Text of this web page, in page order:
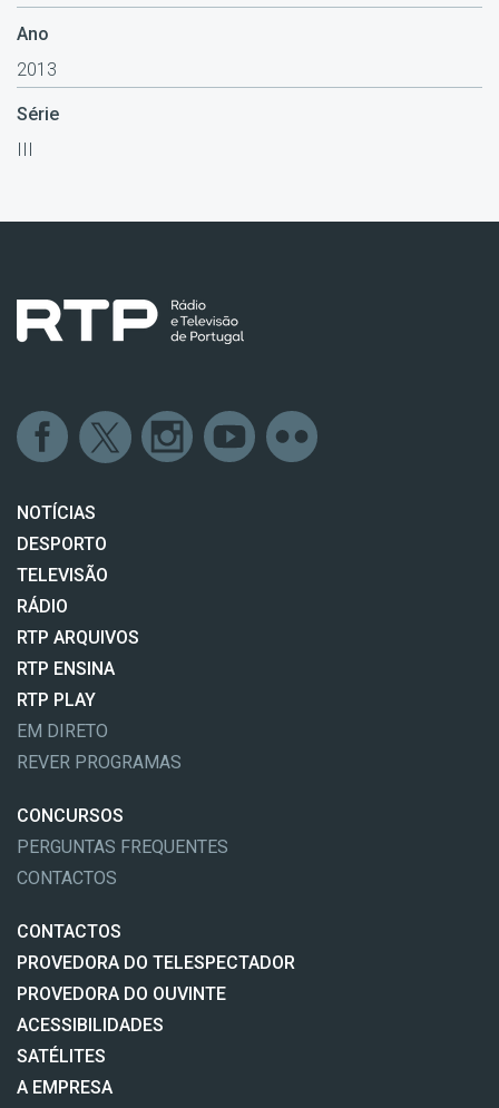
Ano
2013
Série
III
NOTÍCIAS
DESPORTO
TELEVISÃO
RÁDIO
RTP ARQUIVOS
RTP ENSINA
RTP PLAY
EM DIRETO
REVER PROGRAMAS
CONCURSOS
PERGUNTAS FREQUENTES
CONTACTOS
CONTACTOS
PROVEDORA DO TELESPECTADOR
PROVEDORA DO OUVINTE
ACESSIBILIDADES
SATÉLITES
A EMPRESA